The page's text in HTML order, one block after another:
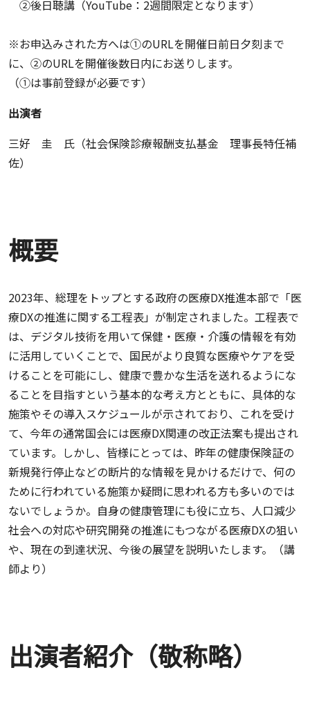
②後日聴講（YouTube：2週間限定となります）
※お申込みされた方へは①のURLを開催日前日夕刻まで
に、②のURLを開催後数日内にお送りします。
（①は事前登録が必要です）
出演者
三好 圭 氏（社会保険診療報酬支払基金 理事長特任補
佐）
概要
2023年、総理をトップとする政府の医療DX推進本部で「医
療DXの推進に関する工程表」が制定されました。工程表で
は、デジタル技術を用いて保健・医療・介護の情報を有効
に活用していくことで、国民がより良質な医療やケアを受
けることを可能にし、健康で豊かな生活を送れるようにな
ることを目指すという基本的な考え方とともに、具体的な
施策やその導入スケジュールが示されており、これを受け
て、今年の通常国会には医療DX関連の改正法案も提出され
ています。しかし、皆様にとっては、昨年の健康保険証の
新規発行停止などの断片的な情報を見かけるだけで、何の
ために行われている施策か疑問に思われる方も多いのでは
ないでしょうか。自身の健康管理にも役に立ち、人口減少
社会への対応や研究開発の推進にもつながる医療DXの狙い
や、現在の到達状況、今後の展望を説明いたします。（講
師より）
出演者紹介（敬称略）